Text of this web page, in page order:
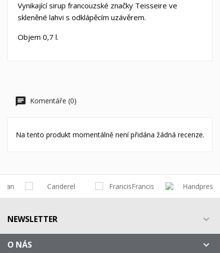
Vynikající sirup francouzské značky Teisseire ve
skleněné lahvi s odklápěcím uzávěrem.
Objem 0,7 l.
Komentáře (0)
Na tento produkt momentálně není přidána žádná recenze.
NEWSLETTER 
O NÁS 